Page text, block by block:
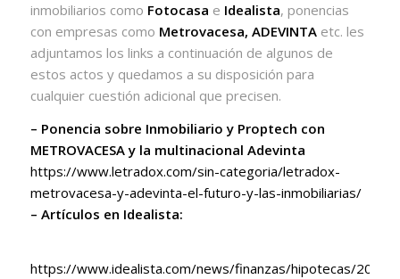
inmobiliarios como Fotocasa e Idealista, ponencias
con empresas como Metrovacesa, ADEVINTAetc. les
adjuntamos los links a continuación de algunos de
estos actos y quedamos a su disposición para
cualquier cuestión adicional que precisen.
– Ponencia sobre Inmobiliario y Proptech con
METROVACESA y la multinacional Adevinta
https://www.letradox.com/sin-categoria/letradox-
metrovacesa-y-adevinta-el-futuro-y-las-inmobiliarias/
– Artículos en Idealista:
https://www.idealista.com/news/finanzas/hipotecas/